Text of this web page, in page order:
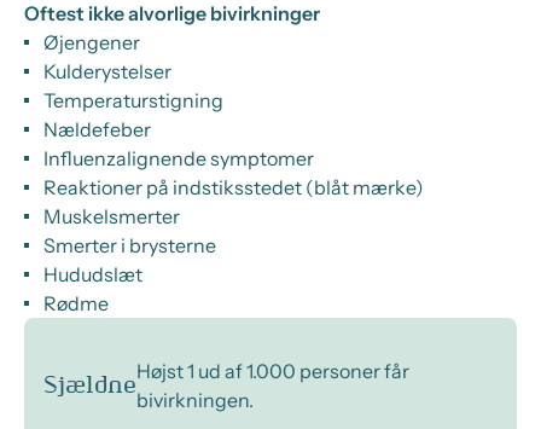
Oftest ikke alvorlige bivirkninger
Øjengener
Kulderystelser
Temperaturstigning
Nældefeber
Influenzalignende symptomer
Reaktioner på indstiksstedet (blåt mærke)
Muskelsmerter
Smerter i brysterne
Hududslæt
Rødme
Sjældne
Højst 1 ud af 1.000 personer får
bivirkningen.